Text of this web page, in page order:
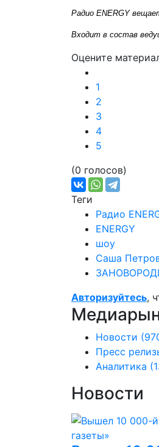
Радио ENERGY
Входит в состав
Оцените
1
2
3
4
5
(0 голосов)
Теги
Радио
ENERGY
шоу
Саша
Авторизуйтесь,
Новости
Пресс
Аналитика
Новости